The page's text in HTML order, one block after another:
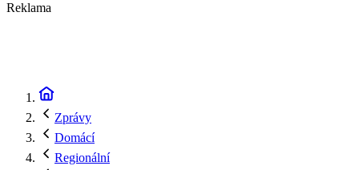
Reklama
Zprávy
Domácí
Regionální